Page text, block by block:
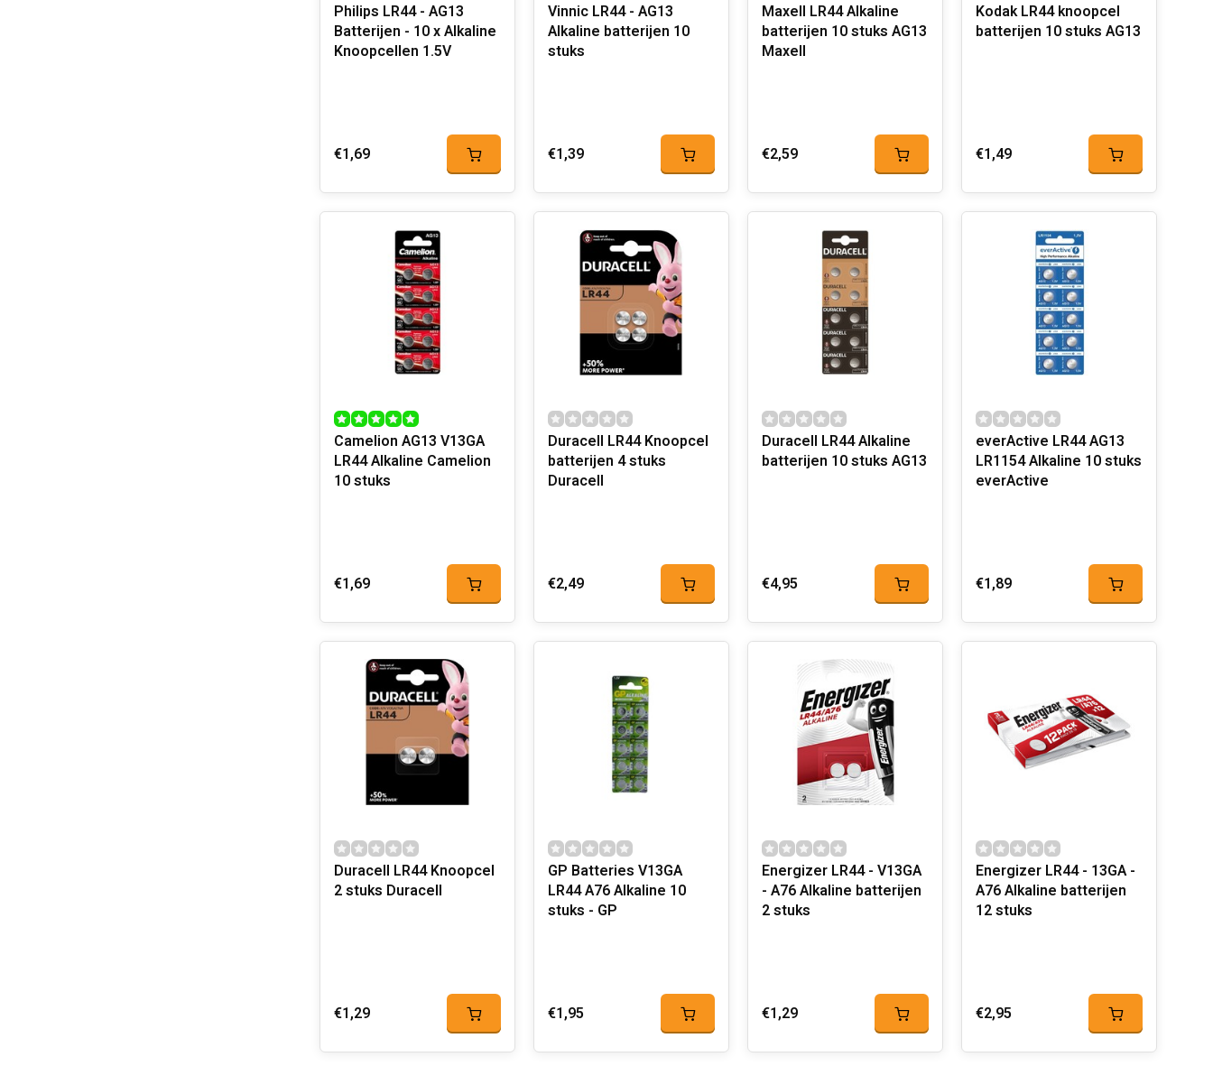
Philips LR44 - AG13
Batterijen - 10 x Alkaline
Knoopcellen 1.5V
€1,69
Vinnic LR44 - AG13
Alkaline batterijen 10
stuks
€1,39
Maxell LR44 Alkaline
batterijen 10 stuks AG13
Maxell
€2,59
Kodak LR44 knoopcel
batterijen 10 stuks AG13
€1,49
Camelion AG13 V13GA
LR44 Alkaline Camelion
10 stuks
€1,69
Duracell LR44 Knoopcel
batterijen 4 stuks
Duracell
€2,49
Duracell LR44 Alkaline
batterijen 10 stuks AG13
€4,95
everActive LR44 AG13
LR1154 Alkaline 10 stuks
everActive
€1,89
Duracell LR44 Knoopcel
2 stuks Duracell
€1,29
GP Batteries V13GA
LR44 A76 Alkaline 10
stuks - GP
€1,95
Energizer LR44 - V13GA
- A76 Alkaline batterijen
2 stuks
€1,29
Energizer LR44 - 13GA -
A76 Alkaline batterijen
12 stuks
€2,95